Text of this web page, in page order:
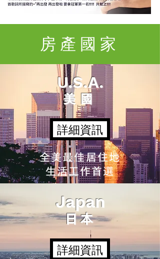
房產國家
U.S.A.
美國
詳細資訊
全美最佳居住地
生活工作首選
Japan
日本
詳細資訊